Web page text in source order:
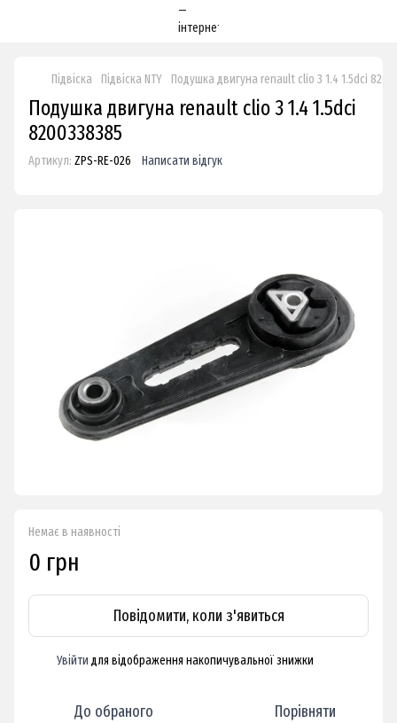
Підвіска Підвіска NTY Подушка двигуна renault clio 3 1.4 1.5dci
Подушка двигуна renault clio 3 1.4 1.5dci
8200338385
Артикул: ZPS-RE-026 Написати відгук
Немає в наявності
0 грн
Повідомити, коли з'явиться
Увійти для відображення накопичувальної знижки
До обраного Порівняти